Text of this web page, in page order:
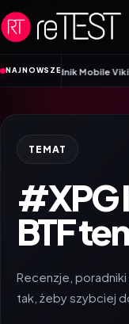
Przejdź do treści
NAJNOWSZEMobile Vikings•
TEMAT
#XPG
BTF
Recenzje,
tak, żeby szybciej